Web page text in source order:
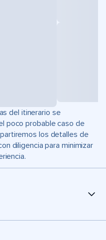
del itinerario se
poco probable caso de
los detalles de
diligencia para minimizar